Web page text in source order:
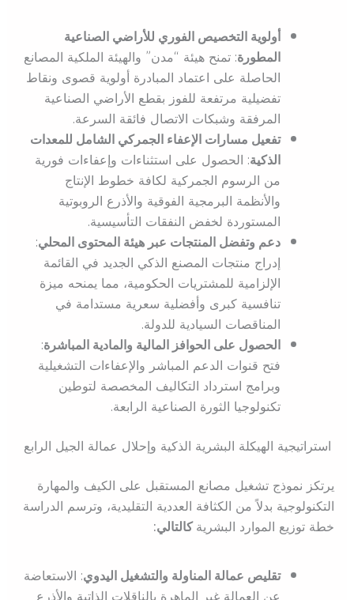
أولوية التخصيص الفوري للأراضي الصناعية
المطورة: تمنح هيئة “مدن” والهيئة الملكية المصانع
الحاصلة على اعتماد المبادرة أولوية قصوى ونقاط
تفضيلية مرتفعة للفوز بقطع الأراضي الصناعية
المرفقة وشبكات الاتصال فائقة السرعة.
تفعيل مسارات الإعفاء الجمركي الشامل للمعدات
الذكية: الحصول على استثناءات وإعفاءات فورية
من الرسوم الجمركية لكافة خطوط الإنتاج
والأنظمة البرمجية الفوقية والأذرع الروبوتية
المستوردة لخفض النفقات التأسيسية.
دعم وتفضل المنتجات عبر هيئة المحتوى المحلي:
إدراج منتجات المصنع الذكي الجديد في القائمة
الإلزامية للمشتريات الحكومية، مما يمنحه ميزة
تنافسية كبرى وأفضلية سعرية مستدامة في
المناقصات السيادية للدولة.
الحصول على الحوافز المالية والمادية المباشرة:
فتح قنوات الدعم المباشر والإعفاءات التشغيلية
وبرامج استرداد التكاليف المخصصة لتوطين
تكنولوجيا الثورة الصناعية الرابعة.
استراتيجية الهيكلة البشرية الذكية وإحلال عمالة الجيل الرابع
يرتكز نموذج تشغيل مصانع المستقبل على الكيف والمهارة
التكنولوجية بدلاً من الكثافة العددية التقليدية، وترسم الدراسة
خطة توزيع الموارد البشريةكالتالي:
تقليص عمالة المناولة والتشغيل اليدوي: الاستعاضة